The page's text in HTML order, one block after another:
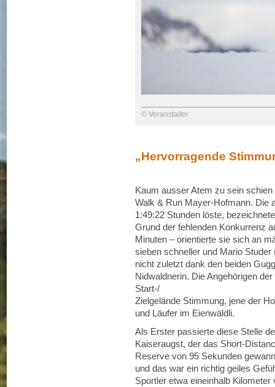
© Veranstalter
„Hervorragende
Kaum ausser Atem zu sein
Walk & Run Mayer-Hofmann. Die
1:49:22 Stunden löste,
Grund der fehlenden Konkurrenz
Minuten – orientierte sie sich an
sieben schneller und Mario
nicht zuletzt dank den beiden
Nidwaldnerin. Die Angehörigen
Start-/
Zielgelände Stimmung, jene der
und Läufer im Eienwäldli.
Als Erster passierte diese Stelle
Kaiseraugst, der das Short-
Reserve von 95 Sekunden
und das war ein richtig geiles
Sportler etwa eineinhalb